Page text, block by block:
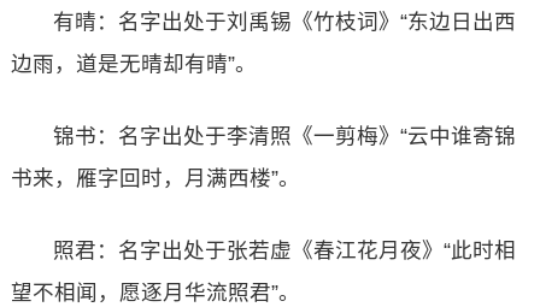
有晴：名字出处于刘禹锡《竹枝词》“东边日出西
边雨，道是无晴却有晴”。
锦书：名字出处于李清照《一剪梅》“云中谁寄锦
书来，雁字回时，月满西楼”。
照君：名字出处于张若虚《春江花月夜》“此时相
望不相闻，愿逐月华流照君”。